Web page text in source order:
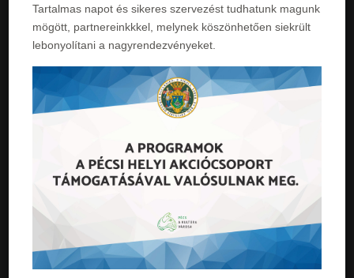
Tartalmas napot és sikeres szervezést tudhatunk magunk
mögött, partnereinkkkel, melynek köszönhetően siekrült
lebonyolítani a nagyrendezvényeket.